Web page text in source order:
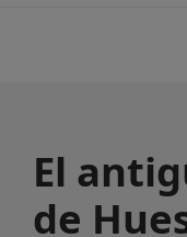
El
de